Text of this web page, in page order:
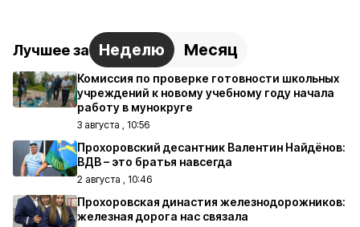
Лучшее за Неделю Месяц
Комиссия по проверке готовности школьных
учреждений к новому учебному году начала
работу в мунокруге
3 августа , 10:56
Прохоровский десантник Валентин Найдёнов:
ВДВ – это братья навсегда
2 августа , 10:46
Прохоровская династия железнодорожников:
железная дорога нас связала